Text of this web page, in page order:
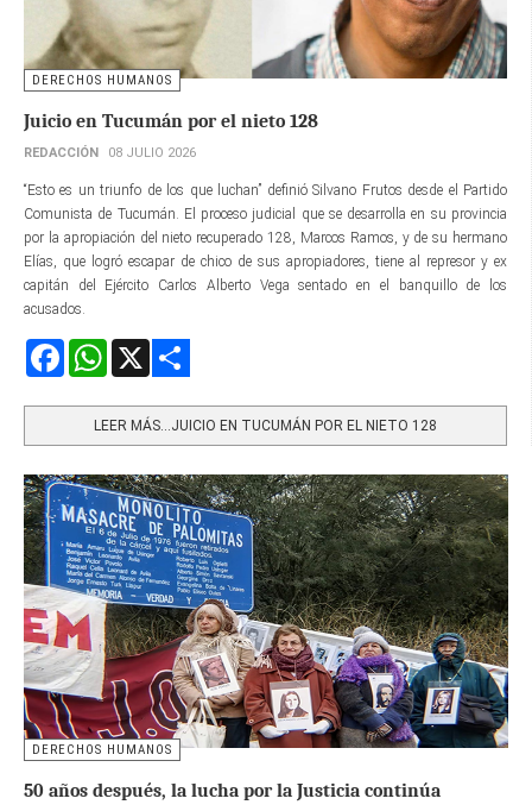
DERECHOS HUMANOS
Juicio en Tucumán por el nieto 128
REDACCIÓN 08 JULIO 2026
“Esto es un triunfo de los que luchan” definió Silvano Frutos desde el Partido
Comunista de Tucumán. El proceso judicial que se desarrolla en su provincia
por la apropiación del nieto recuperado 128, Marcos Ramos, y de su hermano
Elías, que logró escapar de chico de sus apropiadores, tiene al represor y ex
capitán del Ejército Carlos Alberto Vega sentado en el banquillo de los
acusados.
FacebookWhatsApp
LEER MÁS…JUICIO EN TUCUMÁN POR EL NIETO 128
DERECHOS HUMANOS
50 años después, la lucha por la Justicia continúa